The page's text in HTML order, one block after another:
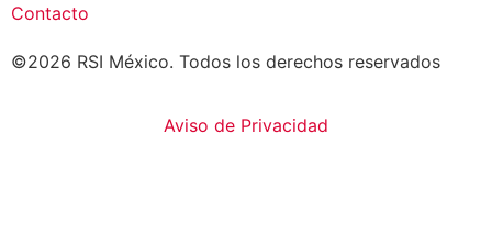
Contacto
©2026 RSI México. Todos los derechos reservados
Aviso de Privacidad